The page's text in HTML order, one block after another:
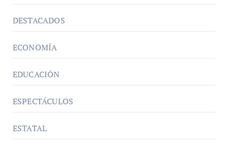
DESTACADOS
ECONOMÍA
EDUCACIÓN
ESPECTÁCULOS
ESTATAL